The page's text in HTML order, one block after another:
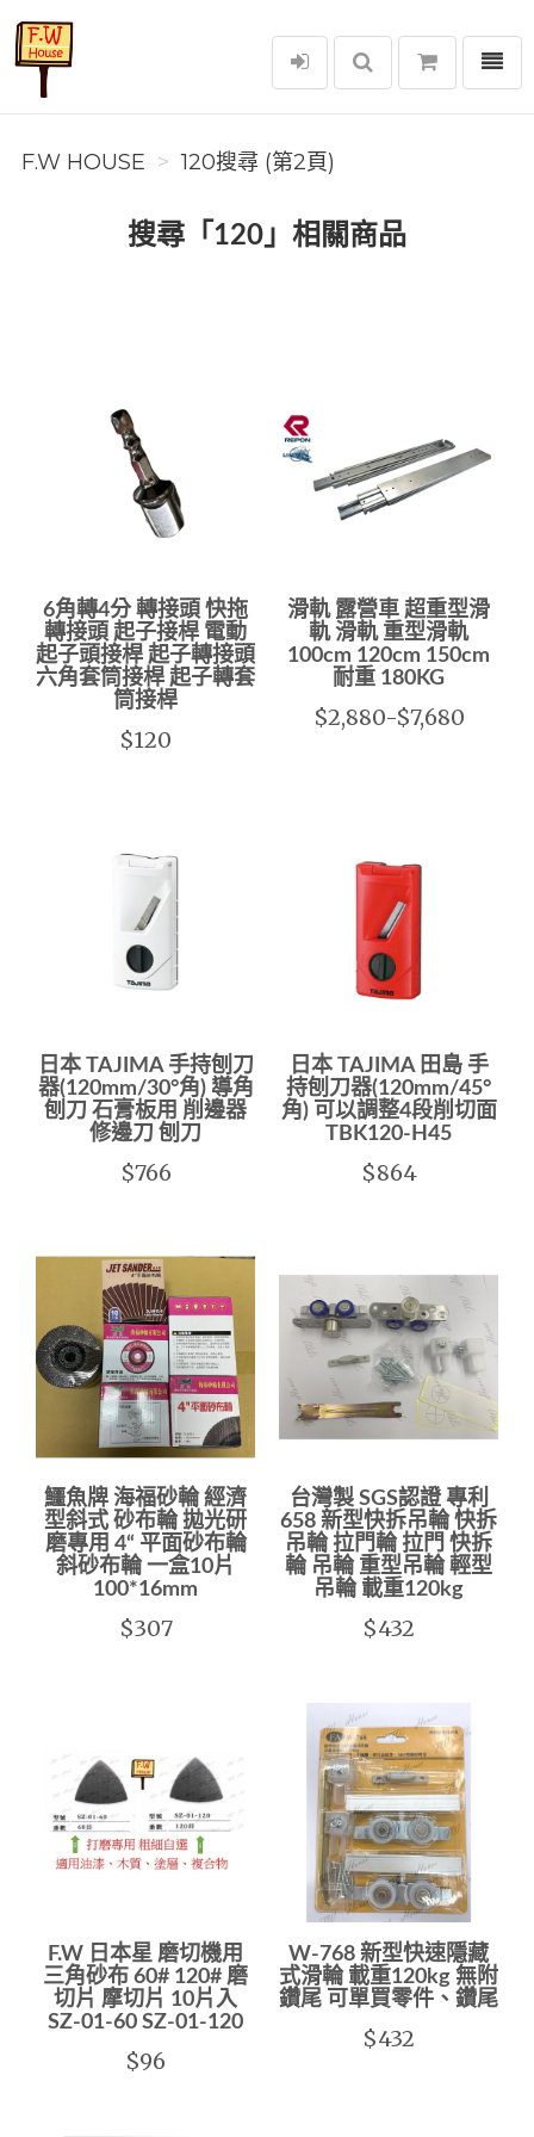
F.W House
選單
F.W HOUSE 120搜尋 (第2頁)
搜尋「120」相關商品
6角轉4分 轉接頭 快拖
轉接頭 起子接桿 電動
起子頭接桿 起子轉接頭
六角套筒接桿 起子轉套
筒接桿
$120
滑軌 露營車 超重型滑
軌 滑軌 重型滑軌
100cm 120cm 150cm
耐重 180KG
$2,880-$7,680
日本 TAJIMA 手持刨刀
器(120mm/30°角) 導角
刨刀 石膏板用 削邊器
修邊刀 刨刀
$766
日本 TAJIMA 田島 手
持刨刀器(120mm/45°
角) 可以調整4段削切面
TBK120-H45
$864
鱷魚牌 海福砂輪 經濟
型斜式 砂布輪 拋光研
磨專用 4“ 平面砂布輪
斜砂布輪 一盒10片
100*16mm
$307
台灣製 SGS認證 專利
658 新型快拆吊輪 快拆
吊輪 拉門輪 拉門 快拆
輪 吊輪 重型吊輪 輕型
吊輪 載重120kg
$432
F.W 日本星 磨切機用
三角砂布 60# 120# 磨
切片 摩切片 10片入
SZ-01-60 SZ-01-120
$96
W-768 新型快速隱藏
式滑輪 載重120kg 無附
鑽尾 可單買零件、鑽尾
$432